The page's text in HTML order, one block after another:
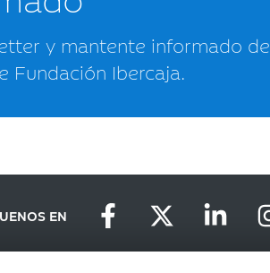
y mantente informado de
Fundación Ibercaja.
EN